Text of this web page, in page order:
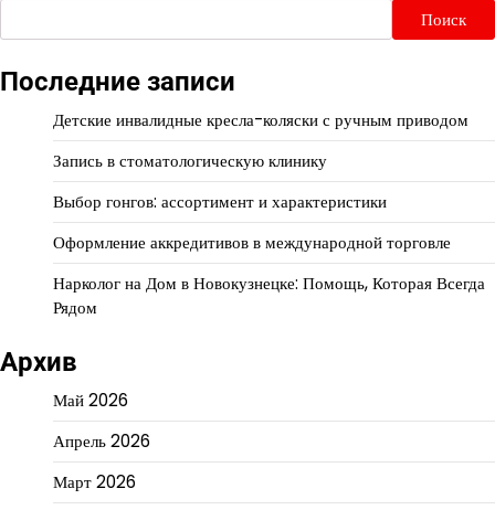
Поиск
Последние записи
Детские инвалидные кресла-коляски с ручным приводом
Запись в стоматологическую клинику
Выбор гонгов: ассортимент и характеристики
Оформление аккредитивов в международной торговле
Нарколог на Дом в Новокузнецке: Помощь, Которая Всегда
Рядом
Архив
Май 2026
Апрель 2026
Март 2026